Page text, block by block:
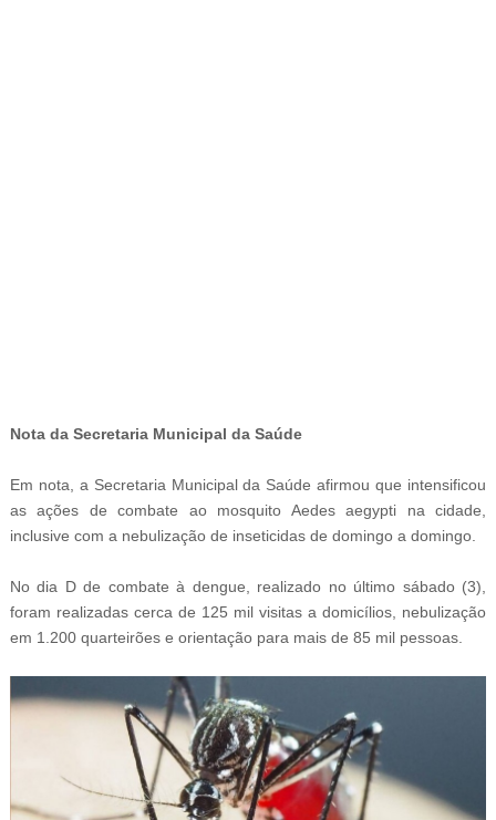
Nota da Secretaria Municipal da Saúde
Em nota, a Secretaria Municipal da Saúde afirmou que intensificou
as ações de combate ao mosquito Aedes aegypti na cidade,
inclusive com a nebulização de inseticidas de domingo a domingo.
No dia D de combate à dengue, realizado no último sábado (3),
foram realizadas cerca de 125 mil visitas a domicílios, nebulização
em 1.200 quarteirões e orientação para mais de 85 mil pessoas.